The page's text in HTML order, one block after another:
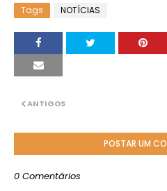
Tags NOTÍCIAS
ANTIGOS
POSTAR UM
0 Comentários